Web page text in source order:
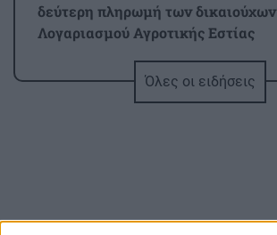
δεύτερη πληρωμή των
Λογαριασμού Αγροτικής Εστίας
Όλες οι ειδήσεις